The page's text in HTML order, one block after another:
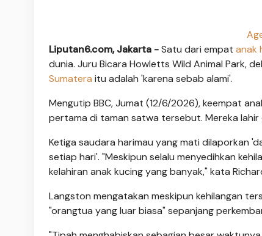
Liputan6.com, Jakarta -Satu dari empat anak
dunia. Juru Bicara Howletts Wild Animal Park,
Sumatera itu adalah 'karena sebab alami'.
Mengutip BBC, Jumat (12/6/2026), keempat
pertama di taman satwa tersebut. Mereka
Ketiga saudara harimau yang mati dilaporkan
setiap hari'. "Meskipun selalu menyedihkan
kelahiran anak kucing yang banyak," kata
Langston mengatakan meskipun kehilangan
"orangtua yang luar biasa" sepanjang